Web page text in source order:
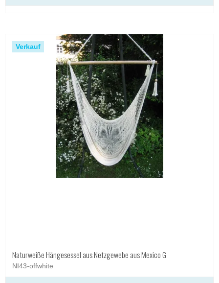
Verkauf
Naturweiße Hängesessel aus Netzgewebe aus Mexico G
NI43-offwhite